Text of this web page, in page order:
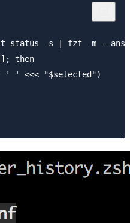
status -s | fzf -m --
then
' ' <<< "$selected")